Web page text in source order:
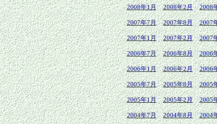
2008年1月 2008年2月 2008
2007年7月 2007年8月 2007
2007年1月 2007年2月 2007
2006年7月 2006年8月 2006
2006年1月 2006年2月 2006
2005年7月 2005年8月 2005
2005年1月 2005年2月 2005
2004年7月 2004年8月 2004